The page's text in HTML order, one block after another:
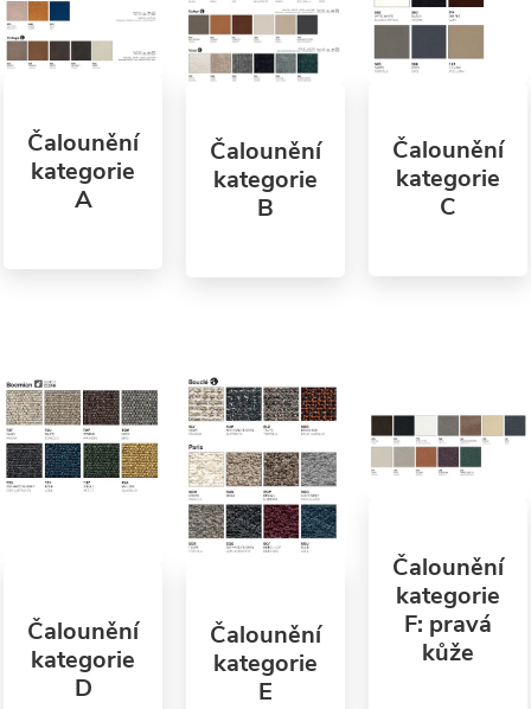
Čalounění
kategorie
A
Čalounění
kategorie
B
Čalounění
kategorie
C
Čalounění
kategorie
D
Čalounění
kategorie
E
Čalounění
kategorie
F: pravá
kůže